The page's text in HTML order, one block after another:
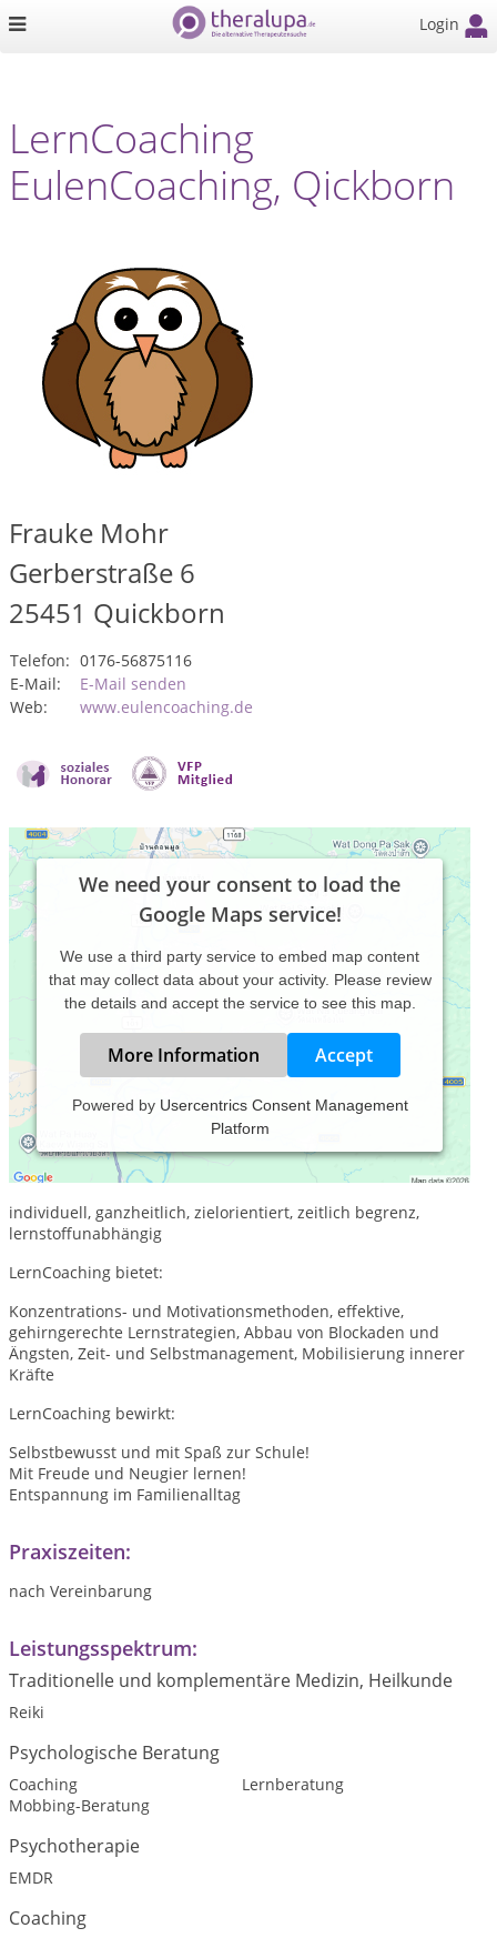
Login
LernCoaching
EulenCoaching, Qickborn
Frauke Mohr
Gerberstraße 6
25451 Quickborn
Telefon: 0176-56875116
E-Mail:
E-Mail senden
Web:
www.eulencoaching.de
We need your consent to load the
Google Maps service!
We use a third party service to embed map content
that may collect data about your activity. Please review
the details and accept the service to see this map.
More Information Accept
Powered by Usercentrics Consent Management
Platform
Endlich wieder Lust auf Schule!
LernCoaching ist:
individuell, ganzheitlich, zielorientiert, zeitlich begrenz,
lernstoffunabhängig
LernCoaching bietet:
Konzentrations- und Motivationsmethoden, effektive,
gehirngerechte Lernstrategien, Abbau von Blockaden und
Ängsten, Zeit- und Selbstmanagement, Mobilisierung innerer
Kräfte
LernCoaching bewirkt:
Selbstbewusst und mit Spaß zur Schule!
Mit Freude und Neugier lernen!
Entspannung im Familienalltag
Praxiszeiten:
nach Vereinbarung
Leistungsspektrum:
Traditionelle und komplementäre Medizin, Heilkunde
Reiki
Psychologische Beratung
Coaching
Lernberatung
Mobbing-Beratung
Psychotherapie
EMDR
Coaching